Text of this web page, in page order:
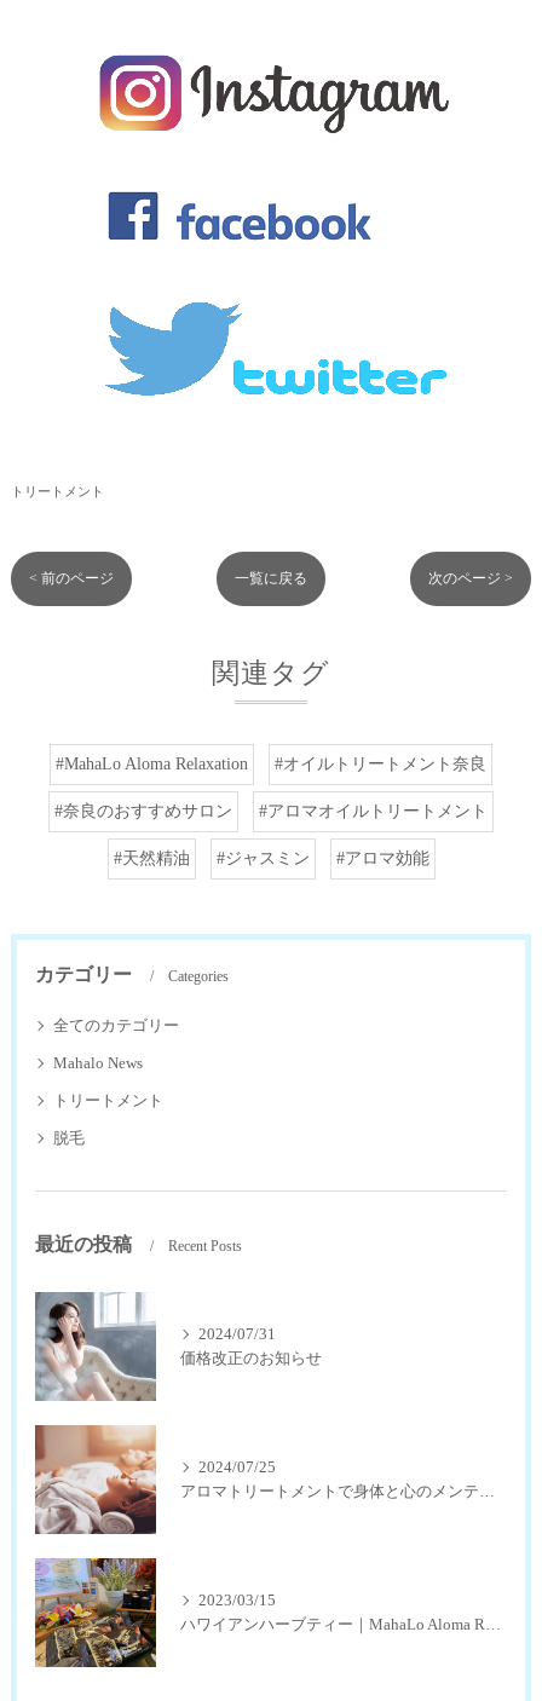
トリートメント
< 前のページ 一覧に戻る 次のページ >
関連タグ
#MahaLo Aloma Relaxation #オイルトリートメント奈良
#奈良のおすすめサロン #アロマオイルトリートメント
#天然精油 #ジャスミン #アロマ効能
カテゴリー Categories
全てのカテゴリー
Mahalo News
トリートメント
脱毛
最近の投稿 Recent Posts
2024/07/31
価格改正のお知らせ
2024/07/25
アロマトリートメントで身体と心のメンテナンス
2023/03/15
ハワイアンハーブティー｜MahaLo Aloma Relaxation奈良